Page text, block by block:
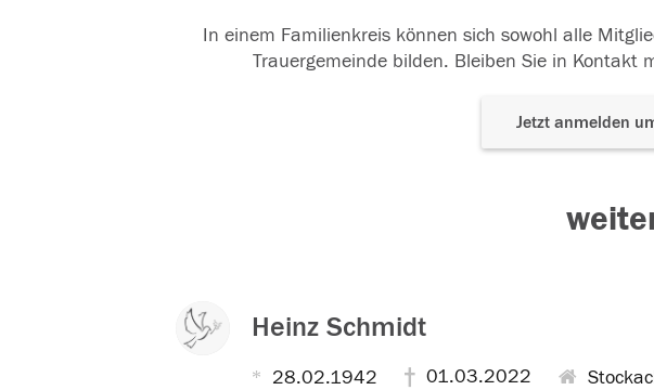
In einem Familienkreis können sich sowohl alle
Trauergemeinde bilden. Bleiben Sie in
Jetzt anmelden
Heinz Schmidt
28.02.1942 01.03.2022